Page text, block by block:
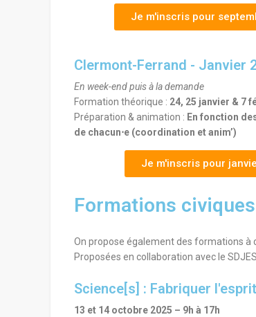
Je m'inscris pour
Clermont-Ferrand - Janvier
En week-end puis à la demande
Formation théorique : 24, 25 janvier & 7
Préparation & animation : En fonction
de chacun⋅e (coordination et anim’)
Je m'inscris pour
Formations
On propose également des formations à
Proposées en collaboration avec le
Science[s] : Fabriquer
13 et 14 octobre 2025 – 9h à 17h